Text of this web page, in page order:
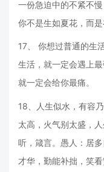
一份急迫中的不紧不
你不是生如夏花，而
17、 你想过普通的生
生活，就一定会遇上
就一定会给你最痛。
18、人生似水，有容
太高，火气别太盛，
听，箴言。愚人：居
才华，勤能补拙，笑